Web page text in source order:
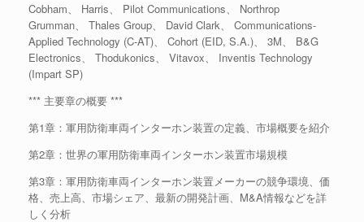
Cobham、 Harris、 Pilot Communications、 Northrop
Grumman、 Thales Group、 David Clark、 Communications-
Applied Technology (C-AT)、 Cohort (EID, S.A.)、 3M、 B&G
Electronics、 Thodukonics、 Vitavox、 Inventis Technology
(Impart SP)
*** 主要章の概要 ***
第1章：軍用防衛車両インターホン装置の定義、市場概要を紹介
第2章：世界の軍用防衛車両インターホン装置市場規模
第3章：軍用防衛車両インターホン装置メーカーの競争環境、価
格、売上高、市場シェア、最新の開発計画、M&A情報などを詳
しく分析